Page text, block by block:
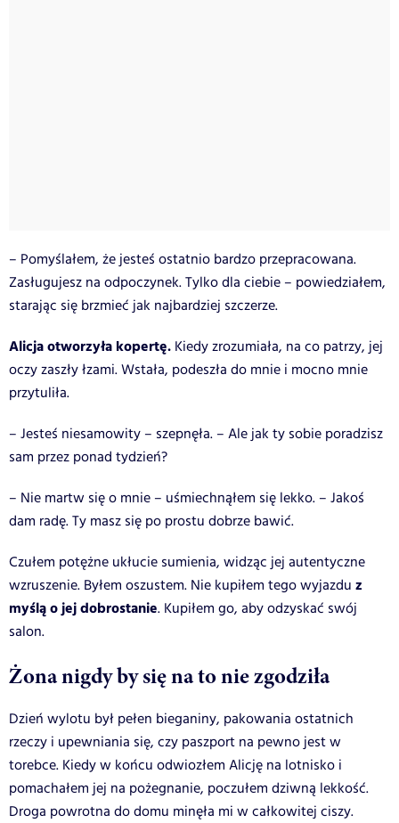
– Pomyślałem, że jesteś ostatnio bardzo przepracowana.
Zasługujesz na odpoczynek. Tylko dla ciebie – powiedziałem,
starając się brzmieć jak najbardziej szczerze.
Alicja otworzyła kopertę. Kiedy zrozumiała, na co patrzy, jej
oczy zaszły łzami. Wstała, podeszła do mnie i mocno mnie
przytuliła.
– Jesteś niesamowity – szepnęła. – Ale jak ty sobie poradzisz
sam przez ponad tydzień?
– Nie martw się o mnie – uśmiechnąłem się lekko. – Jakoś
dam radę. Ty masz się po prostu dobrze bawić.
Czułem potężne ukłucie sumienia, widząc jej autentyczne
wzruszenie. Byłem oszustem. Nie kupiłem tego wyjazdu z
myślą o jej dobrostanie. Kupiłem go, aby odzyskać swój
salon.
Żona nigdy by się na to nie zgodziła
Dzień wylotu był pełen bieganiny, pakowania ostatnich
rzeczy i upewniania się, czy paszport na pewno jest w
torebce. Kiedy w końcu odwiozłem Alicję na lotnisko i
pomachałem jej na pożegnanie, poczułem dziwną lekkość.
Droga powrotna do domu minęła mi w całkowitej ciszy.